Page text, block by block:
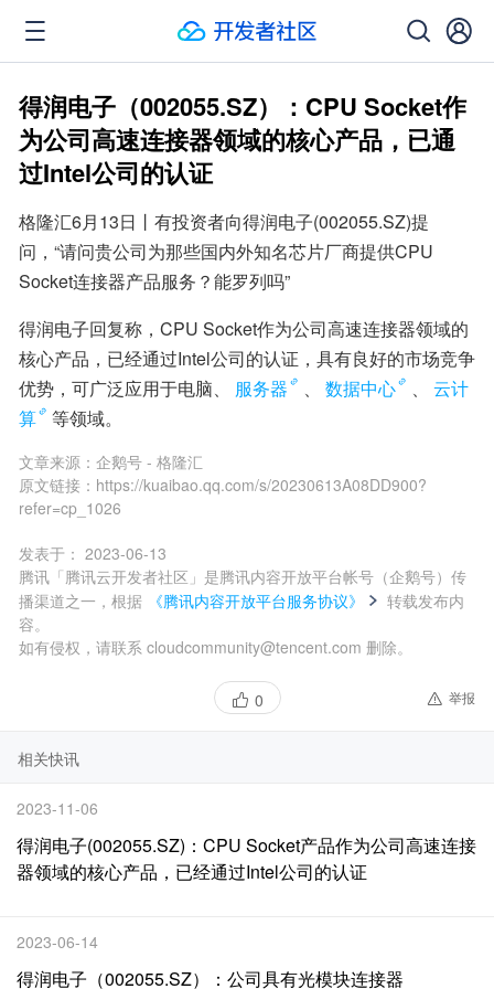
得润电子（002055.SZ）：CPU Socket作
为公司高速连接器领域的核心产品，已通
过Intel公司的认证
格隆汇6月13日丨有投资者向得润电子(002055.SZ)提
问，“请问贵公司为那些国内外知名芯片厂商提供CPU
Socket连接器产品服务？能罗列吗”
得润电子回复称，CPU Socket作为公司高速连接器领域的
核心产品，已经通过Intel公司的认证，具有良好的市场竞争
优势，可广泛应用于电脑、
服务器 、 数据中心 、
云计
算
等领域。
文章来源： 企鹅号 - 格隆汇
原文链接： https://kuaibao.qq.com/s/20230613A08DD900?
refer=cp_1026
发表于： 2023-06-13
腾讯「腾讯云开发者社区」是腾讯内容开放平台帐号（企鹅号）传
播渠道之一，根据
《腾讯内容开放平台服务协议》
转载发布内
容。
如有侵权，请联系 cloudcommunity@tencent.com 删除。
0 举报
相关快讯
2023-11-06
得润电子(002055.SZ)：CPU Socket产品作为公司高速连接
器领域的核心产品，已经通过Intel公司的认证
2023-06-14
得润电子（002055.SZ）：公司具有光模块连接器